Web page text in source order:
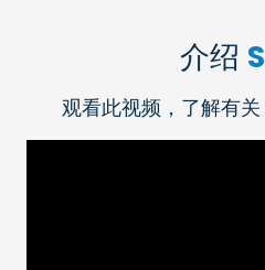
介绍
观看此视频，了解有关